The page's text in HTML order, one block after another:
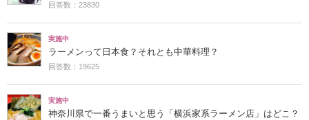
回答数：23830
実施中
ラーメンって日本食？それとも中華料理？
回答数：19625
実施中
神奈川県で一番うまいと思う「横浜家系ラーメン店」はどこ？